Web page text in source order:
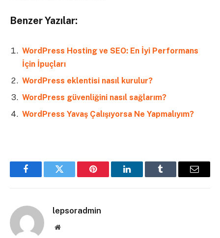
Benzer Yazılar:
WordPress Hosting ve SEO: En İyi Performans
İçin İpuçları
WordPress eklentisi nasıl kurulur?
WordPress güvenliğini nasıl sağlarım?
WordPress Yavaş Çalışıyorsa Ne Yapmalıyım?
FacebookTwitter Pinterest LinkedInTumblr Email
lepsoradmin
Website